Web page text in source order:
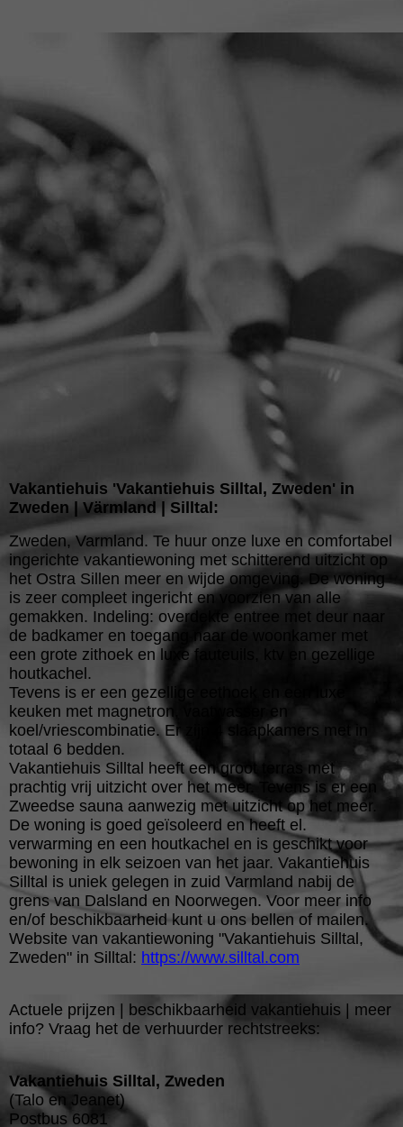
Vakantiehuis 'Vakantiehuis Silltal, Zweden' in
Zweden | Värmland | Silltal:
Zweden, Varmland. Te huur onze luxe en comfortabel
ingerichte vakantiewoning met schitterend uitzicht op
het Ostra Sillen meer en wijde omgeving. De woning
is zeer compleet ingericht en voorzien van alle
gemakken. Indeling: overdekte entree met deur naar
de badkamer en toegang naar de woonkamer met
een grote zithoek en luxe fauteuils, ktv en gezellige
houtkachel.
Tevens is er een gezellige eethoek en een luxe
keuken met magnetron, vaatwasser en
koel/vriescombinatie. Er zijn 4 slaapkamers met in
totaal 6 bedden.
Vakantiehuis Silltal heeft een groot terras met
prachtig vrij uitzicht over het meer. Tevens is er een
Zweedse sauna aanwezig met uitzicht op het meer.
De woning is goed geïsoleerd en heeft el.
verwarming en een houtkachel en is geschikt voor
bewoning in elk seizoen van het jaar. Vakantiehuis
Silltal is uniek gelegen in zuid Varmland nabij de
grens van Dalsland en Noorwegen. Voor meer info
en/of beschikbaarheid kunt u ons bellen of mailen.
Website van vakantiewoning "Vakantiehuis Silltal,
Zweden" in Silltal: https://www.silltal.com
Actuele prijzen | beschikbaarheid vakantiehuis | meer
info? Vraag het de verhuurder rechtstreeks:
Vakantiehuis Silltal, Zweden
(Talo en Jeanet)
Postbus 6081